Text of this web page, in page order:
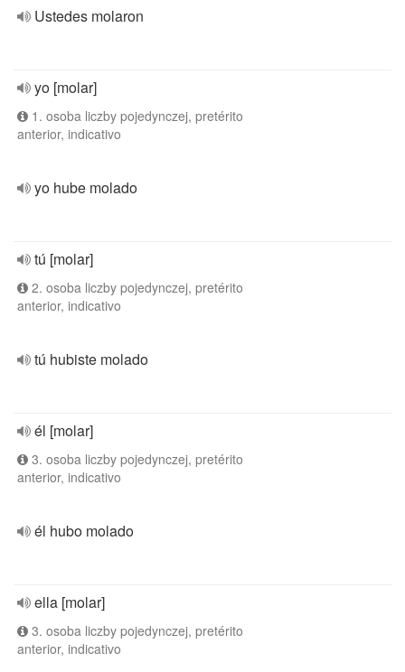
Ustedes molaron
yo [molar]
1. osoba liczby pojedynczej, pretérito
anterior, indicativo
yo hube molado
tú [molar]
2. osoba liczby pojedynczej, pretérito
anterior, indicativo
tú hubiste molado
él [molar]
3. osoba liczby pojedynczej, pretérito
anterior, indicativo
él hubo molado
ella [molar]
3. osoba liczby pojedynczej, pretérito
anterior, indicativo